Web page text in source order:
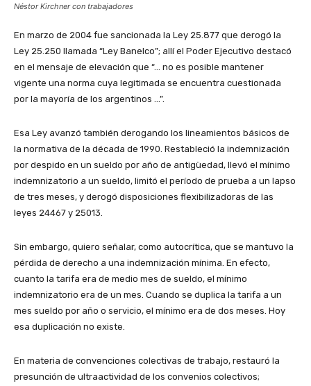
Néstor Kirchner con trabajadores
En marzo de 2004 fue sancionada la Ley 25.877 que derogó la
Ley 25.250 llamada “Ley Banelco”; allí el Poder Ejecutivo destacó
en el mensaje de elevación que “… no es posible mantener
vigente una norma cuya legitimada se encuentra cuestionada
por la mayoría de los argentinos …”.
Esa Ley avanzó también derogando los lineamientos básicos de
la normativa de la década de 1990. Restableció la indemnización
por despido en un sueldo por año de antigüedad, llevó el mínimo
indemnizatorio a un sueldo, limitó el período de prueba a un lapso
de tres meses, y derogó disposiciones flexibilizadoras de las
leyes 24467 y 25013.
Sin embargo, quiero señalar, como autocrítica, que se mantuvo la
pérdida de derecho a una indemnización mínima. En efecto,
cuanto la tarifa era de medio mes de sueldo, el mínimo
indemnizatorio era de un mes. Cuando se duplica la tarifa a un
mes sueldo por año o servicio, el mínimo era de dos meses. Hoy
esa duplicación no existe.
En materia de convenciones colectivas de trabajo, restauró la
presunción de ultraactividad de los convenios colectivos;